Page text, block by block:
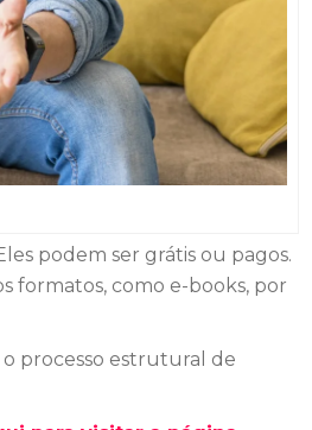
podem ser grátis ou pagos.
formatos, como e-books, por
processo estrutural de